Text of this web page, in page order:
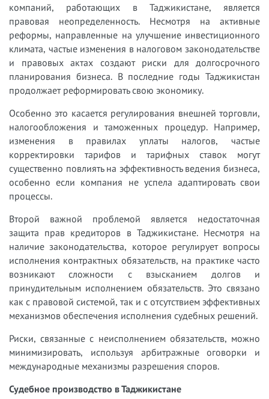
компаний, работающих в Таджикистане, является
правовая неопределенность. Несмотря на активные
реформы, направленные на улучшение инвестиционного
климата, частые изменения в налоговом законодательстве
и правовых актах создают риски для долгосрочного
планирования бизнеса. В последние годы Таджикистан
продолжает реформировать свою экономику.
Особенно это касается регулирования внешней торговли,
налогообложения и таможенных процедур. Например,
изменения в правилах уплаты налогов, частые
корректировки тарифов и тарифных ставок могут
существенно повлиять на эффективность ведения бизнеса,
особенно если компания не успела адаптировать свои
процессы.
Второй важной проблемой является недостаточная
защита прав кредиторов в Таджикистане. Несмотря на
наличие законодательства, которое регулирует вопросы
исполнения контрактных обязательств, на практике часто
возникают сложности с взысканием долгов и
принудительным исполнением обязательств. Это связано
как с правовой системой, так и с отсутствием эффективных
механизмов обеспечения исполнения судебных решений.
Риски, связанные с неисполнением обязательств, можно
минимизировать, используя арбитражные оговорки и
международные механизмы разрешения споров.
Судебное производство в Таджикистане